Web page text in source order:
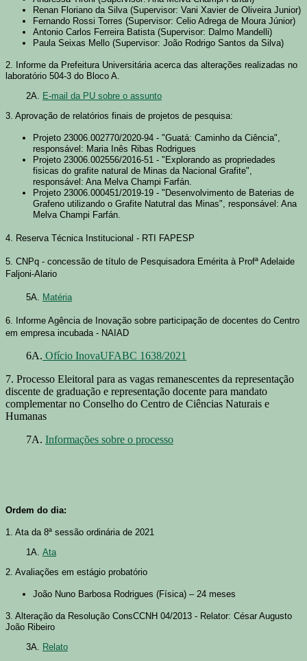
Renan Floriano da Silva (Supervisor: Vani Xavier de Oliveira Junior)
Fernando Rossi Torres (Supervisor: Celio Adrega de Moura Júnior)
Antonio Carlos Ferreira Batista (Supervisor: Dalmo Mandelli)
Paula Seixas Mello (Supervisor: João Rodrigo Santos da Silva)
2. Informe da Prefeitura Universitária acerca das alterações realizadas no
laboratório 504-3 do Bloco A.
2A. E-mail da PU sobre o assunto
3. Aprovação de relatórios finais de projetos de pesquisa:
Projeto 23006.002770/2020-94 - "Guatá: Caminho da Ciência",
responsável: Maria Inês Ribas Rodrigues
Projeto 23006.002556/2016-51 - "Explorando as propriedades
fisicas do grafite natural de Minas da Nacional Grafite",
responsável: Ana Melva Champi Farfán.
Projeto 23006.000451/2019-19 - "Desenvolvimento de Baterias de
Grafeno utilizando o Grafite Natutral das Minas", responsável: Ana
Melva Champi Farfán.
4. Reserva Técnica Institucional - RTI FAPESP
5. CNPq - concessão de título de Pesquisadora Emérita à Profª Adelaide
Faljoni-Alario
5A. Matéria
6. Informe Agência de Inovação sobre participação de docentes do Centro
em empresa incubada - NAIAD
6A. Ofício InovaUFABC 1638/2021
7. Processo Eleitoral para as vagas remanescentes da representação
discente de graduação e representação docente para mandato
complementar no Conselho do Centro de Ciências Naturais e
Humanas
7A. Informações sobre o processo
Ordem do dia:
1. Ata da 8ª sessão ordinária de 2021
1A. Ata
2. Avaliações em estágio probatório
João Nuno Barbosa Rodrigues (Física) – 24 meses
3. Alteração da Resolução ConsCCNH 04/2013 - Relator: César Augusto
João Ribeiro
3A. Relato